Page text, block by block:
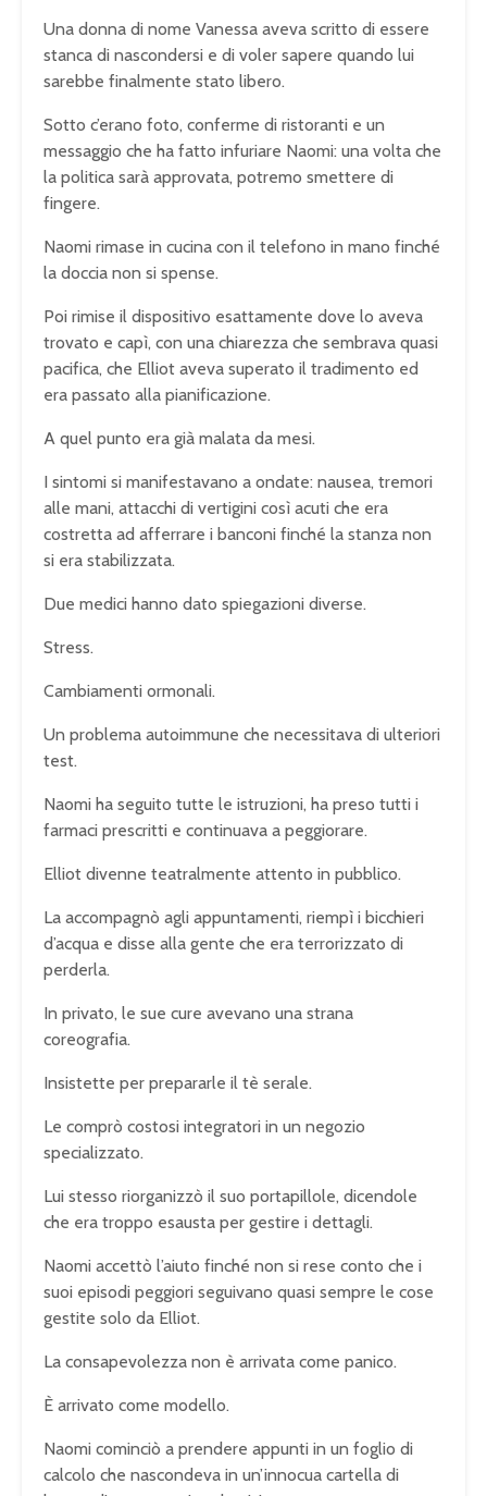
Una donna di nome Vanessa aveva scritto di essere
stanca di nascondersi e di voler sapere quando lui
sarebbe finalmente stato libero.
Sotto c’erano foto, conferme di ristoranti e un
messaggio che ha fatto infuriare Naomi: una volta che
la politica sarà approvata, potremo smettere di
fingere.
Naomi rimase in cucina con il telefono in mano finché
la doccia non si spense.
Poi rimise il dispositivo esattamente dove lo aveva
trovato e capì, con una chiarezza che sembrava quasi
pacifica, che Elliot aveva superato il tradimento ed
era passato alla pianificazione.
A quel punto era già malata da mesi.
I sintomi si manifestavano a ondate: nausea, tremori
alle mani, attacchi di vertigini così acuti che era
costretta ad afferrare i banconi finché la stanza non
si era stabilizzata.
Due medici hanno dato spiegazioni diverse.
Stress.
Cambiamenti ormonali.
Un problema autoimmune che necessitava di ulteriori
test.
Naomi ha seguito tutte le istruzioni, ha preso tutti i
farmaci prescritti e continuava a peggiorare.
Elliot divenne teatralmente attento in pubblico.
La accompagnò agli appuntamenti, riempì i bicchieri
d’acqua e disse alla gente che era terrorizzato di
perderla.
In privato, le sue cure avevano una strana
coreografia.
Insistette per prepararle il tè serale.
Le comprò costosi integratori in un negozio
specializzato.
Lui stesso riorganizzò il suo portapillole, dicendole
che era troppo esausta per gestire i dettagli.
Naomi accettò l’aiuto finché non si rese conto che i
suoi episodi peggiori seguivano quasi sempre le cose
gestite solo da Elliot.
La consapevolezza non è arrivata come panico.
È arrivato come modello.
Naomi cominciò a prendere appunti in un foglio di
calcolo che nascondeva in un’innocua cartella di